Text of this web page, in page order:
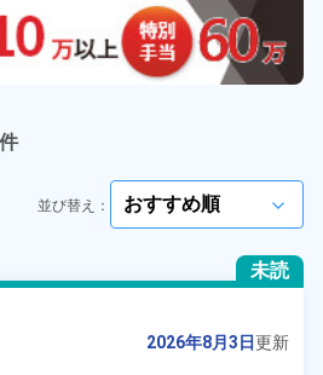
バイト・パート
員 ※無期雇用派遣
従業員
arrow_forward_ios
ださい arrow_forward_ios
件
並び替え： arrow_forward_ios
未読
2026年8月3日更新